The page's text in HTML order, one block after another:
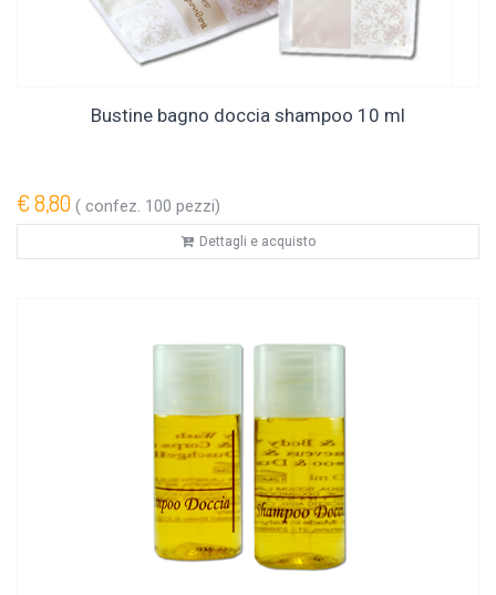
Bustine bagno doccia shampoo 10 ml
€ 8,80 ( confez. 100 pezzi)
Dettagli e acquisto